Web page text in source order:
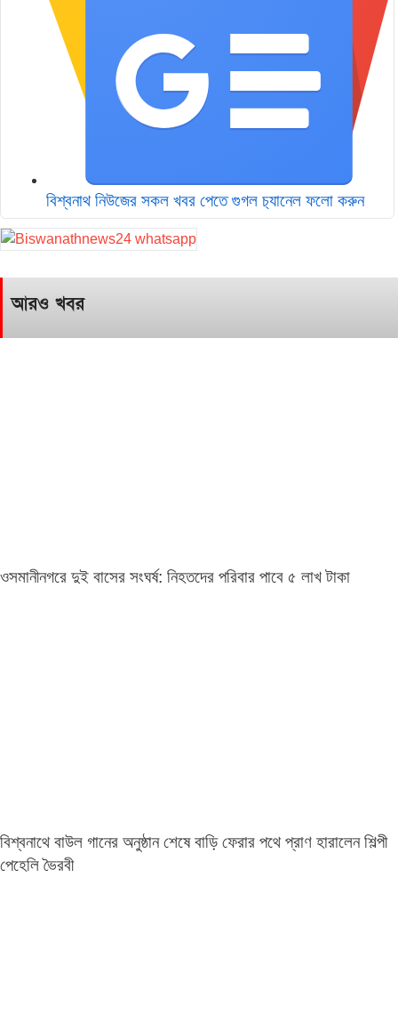
বিশ্বনাথ নিউজের সকল খবর পেতে গুগল চ‌্যানেল ফলো করুন
আরও খবর
ওসমানীনগরে দুই বাসের সংঘর্ষ: নিহতদের পরিবার পাবে ৫ লাখ টাকা
বিশ্বনাথে বাউল গানের অনুষ্ঠান শেষে বাড়ি ফেরার পথে প্রাণ হারালেন শিল্পী
পেহেলি ভৈরবী